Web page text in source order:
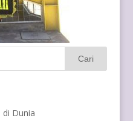
di Dunia